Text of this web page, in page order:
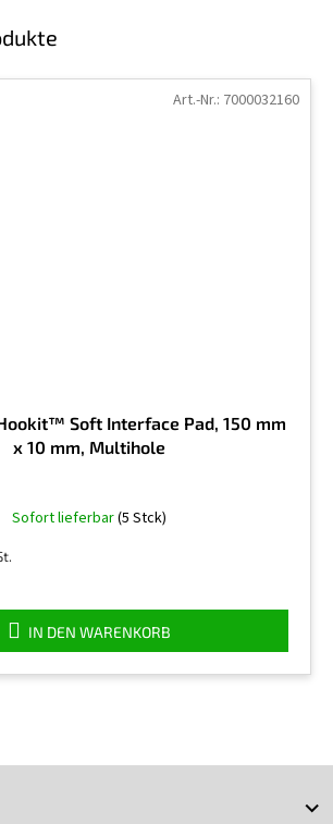
Soft Interface Pad, 150 mm
x 10 mm, Multihole
Sofort lieferbar(5 Stck)
IN DEN WARENKORB
Art.-Nr.: 7000032160